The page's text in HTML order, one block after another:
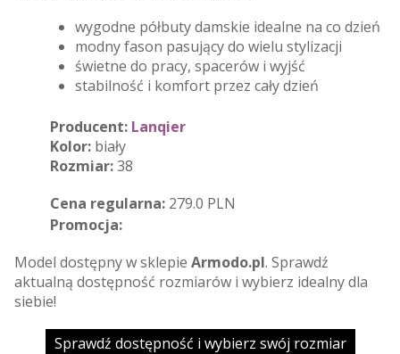
wygodne półbuty damskie idealne na co dzień
modny fason pasujący do wielu stylizacji
świetne do pracy, spacerów i wyjść
stabilność i komfort przez cały dzień
Producent: Lanqier
Kolor: biały
Rozmiar:38
Cena regularna: 279.0 PLN
Promocja:
Model dostępny w sklepie Armodo.pl. Sprawdź
aktualną dostępność rozmiarów i wybierz idealny dla
siebie!
Sprawdź dostępność i wybierz swój rozmiar